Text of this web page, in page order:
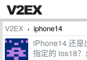
V2EX › iphone14
iPhone14 还是
指定的 ios18